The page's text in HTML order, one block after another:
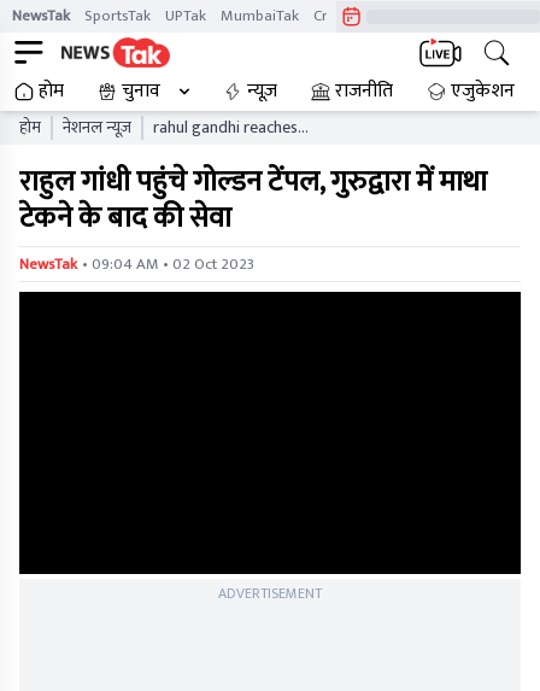
NewsTak SportsTak UPTak MumbaiTak CrimeTak
होम चुनाव न्यूज़ राजनीति एजुकेशन
होम नेशनल न्यूज़
rahul gandhi reaches
राहुल गांधी पहुंचे गोल्डन टेंपल, गुरुद्वारा में माथा
टेकने के बाद की सेवा
NewsTak • 09:04 AM • 02 Oct 2023
ADVERTISEMENT